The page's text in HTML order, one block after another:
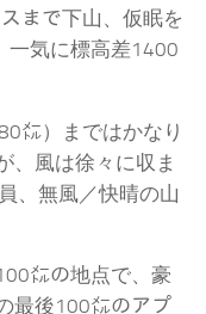
まで下山、仮眠を
一気に標高差1400
㍍）まではかなり
、風は徐々に収ま
、無風／快晴の山
㍍の地点で、豪
最後100㍍のアプ